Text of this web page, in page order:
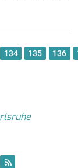
134 135 136